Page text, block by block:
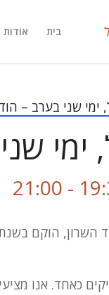
בית אודות
ימי שני בערב –
ימי
-
21:00
כאחד. אנו